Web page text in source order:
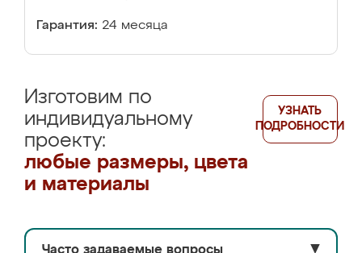
Гарантия: 24 месяца
Изготовим по
индивидуальному
проекту:
любые размеры, цвета
и материалы
УЗНАТЬ
ПОДРОБНОСТИ